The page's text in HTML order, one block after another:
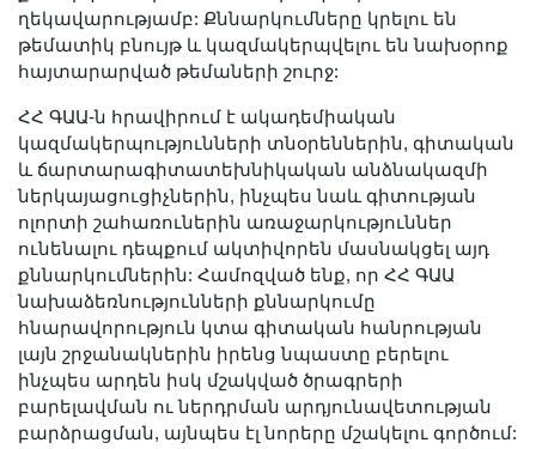
«Գիտության աշխարհում»
հանդես
Հրապարակումներ
մամուլում
Ազդեր
Հոբելյաններ
Համալսարաններ
Նորություններ
Գիտական արդյունքներ
Սփյուռքի գիտնականները
Երիտասարդ գիտնականի
ամբիոն
ղեկավարությամբ: Քննարկումները կրելու են
թեմատիկ բնույթ և կազմակերպվելու են նախօրոք
հայտարարված թեմաների շուրջ:
ՀՀ ԳԱԱ-ն հրավիրում է ակադեմիական
կազմակերպությունների տնօրեններին, գիտական
և ճարտարագիտատեխնիկական անձնակազմի
ներկայացուցիչներին, ինչպես նաև գիտության
ոլորտի շահառուներին առաջարկություններ
ունենալու դեպքում ակտիվորեն մասնակցել այդ
քննարկումներին: Համոզված ենք, որ ՀՀ ԳԱԱ
նախաձեռնությունների քննարկումը
հնարավորություն կտա գիտական հանրության
լայն շրջանակներին իրենց նպաստը բերելու
ինչպես արդեն իսկ մշակված ծրագրերի
բարելավման ու ներդրման արդյունավետության
բարձրացման, այնպես էլ նորերը մշակելու գործում: